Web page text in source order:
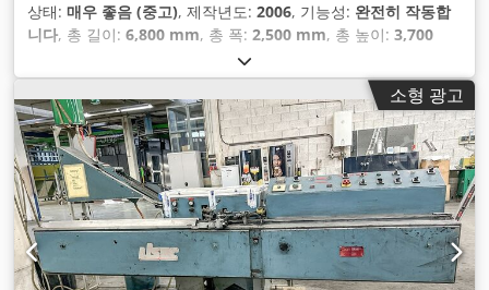
상태: 매우 좋음 (중고), 제작년도: 2006, 기능성: 완전히 작동합
니다, 총 길이: 6,800 mm, 총 폭: 2,500 mm, 총 높이: 3,700
, 입력 전압:
입력 전류 유형:삼상,
소형 광고